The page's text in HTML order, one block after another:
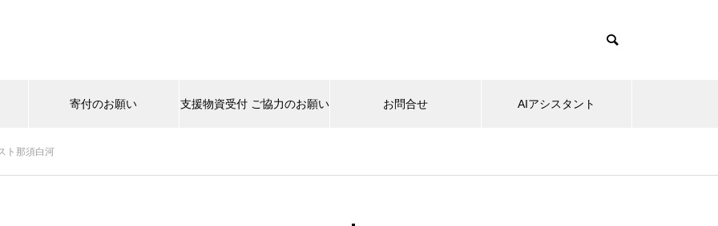
寄付のお願い 支援物資受付 ご協力のお願い お問合せ AIアシスタント
ト那須白河